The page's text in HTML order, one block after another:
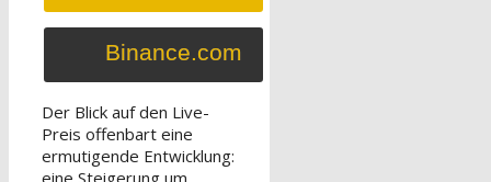
Binance.com
Der Blick auf den Live-
Preis offenbart eine
ermutigende Entwicklung: